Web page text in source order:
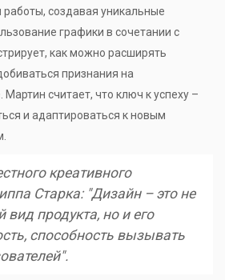
создавая уникальные
графики в сочетании с
как можно расширять
признания на
считает, что ключ к успеху –
и адаптироваться к новым
креативного
Старка: "Дизайн – это не
вид продукта, но и его
способность вызывать